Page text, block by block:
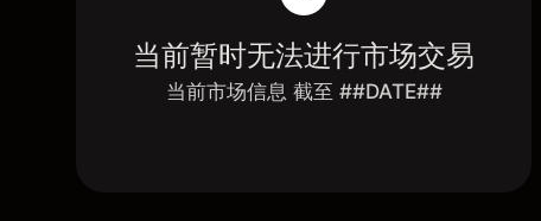
当前暂时无法进行市场交易
当前市场信息 截至 ##DATE##